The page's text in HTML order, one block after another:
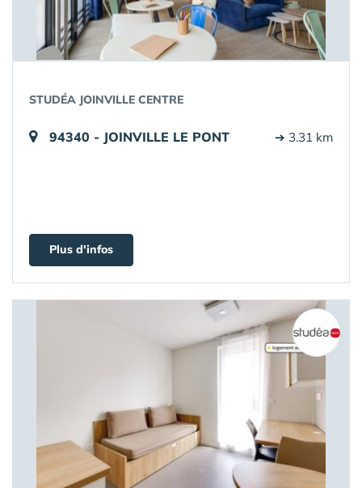
STUDÉA JOINVILLE CENTRE
94340 - JOINVILLE LE PONT ➔ 3.31 km
Plus d'infos